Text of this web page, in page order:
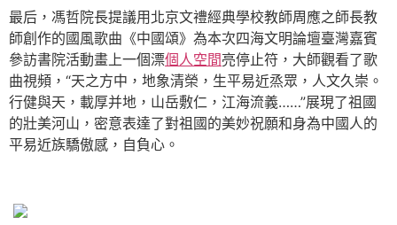
最后，馮哲院長提議用北京文禮經典學校教師周應之師長教
師創作的國風歌曲《中國頌》為本次四海文明論壇臺灣嘉賓
參訪書院活動畫上一個漂個人空間亮停止符，大師觀看了歌
曲視頻，“天之方中，地象清榮，生平易近烝眾，人文久崇。
行健與天，載厚并地，山岳敷仁，江海流義……”展現了祖國
的壯美河山，密意表達了對祖國的美妙祝願和身為中國人的
平易近族驕傲感，自負心。